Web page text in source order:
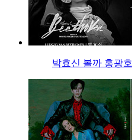
박효신 볼까 홍광